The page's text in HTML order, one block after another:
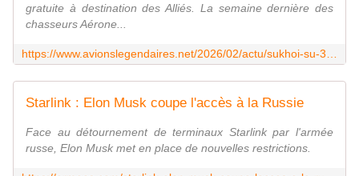
gratuite à destination des Alliés. La semaine dernière des
chasseurs Aérone...
Starlink : Elon Musk coupe l'accès à la Russie
Face au détournement de terminaux Starlink par l'armée
russe, Elon Musk met en place de nouvelles restrictions.